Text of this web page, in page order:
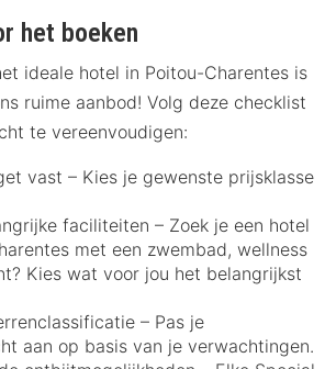
het boeken
ideale hotel in Poitou-Charentes is
ruime aanbod! Volg deze checklist
te vereenvoudigen:
vast – Kies je gewenste prijsklasse
faciliteiten – Zoek je een hotel
met een zwembad, wellness
Kies wat voor jou het belangrijkst
– Pas je
aan op basis van je verwachtingen.